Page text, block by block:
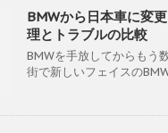
BMWから日本車に変
理とトラブルの比較
BMWを手放してからもう
街で新しいフェイスの